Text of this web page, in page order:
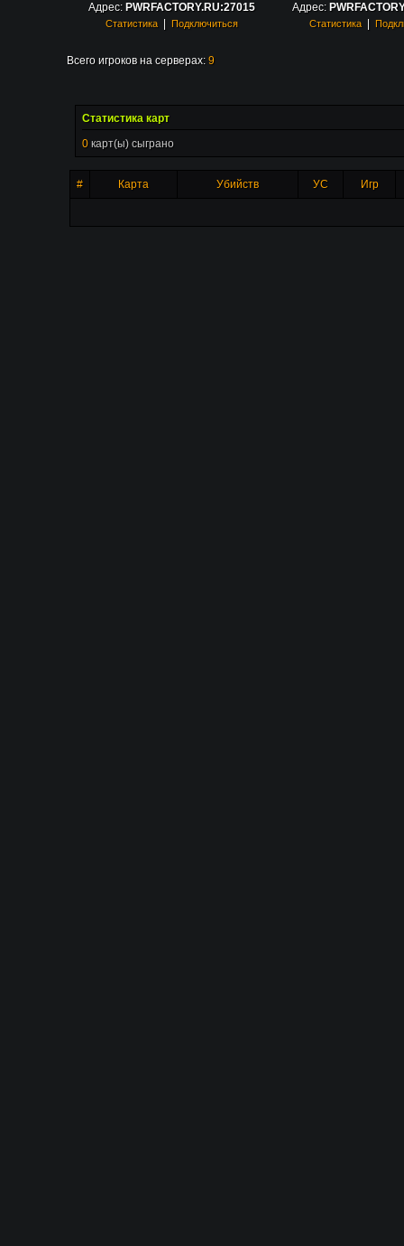
Адрес: PWRFACTORY.RU:27015
Статистика| Подключиться
Адрес:
Статистика|
Всего игроков на серверах: 9
Статистика карт
0 карт(ы) сыграно
# Карта Убийств УС Игр